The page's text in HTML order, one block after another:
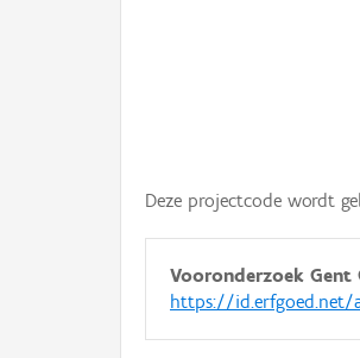
Deze projectcode wordt
Vooronderzoek Gent
https://id.erfgoed.net/